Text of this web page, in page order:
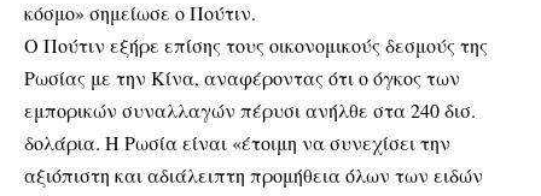
κόσμο» σημείωσε ο Πούτιν.
Ο Πούτιν εξήρε επίσης τους οικονομικούς δεσμούς της
Ρωσίας με την Κίνα, αναφέροντας ότι ο όγκος των
εμπορικών συναλλαγών πέρυσι ανήλθε στα 240 δισ.
δολάρια. Η Ρωσία είναι «έτοιμη να συνεχίσει την
αξιόπιστη και αδιάλειπτη προμήθεια όλων των ειδών